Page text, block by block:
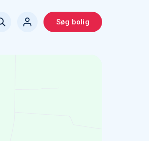
Søg bolig